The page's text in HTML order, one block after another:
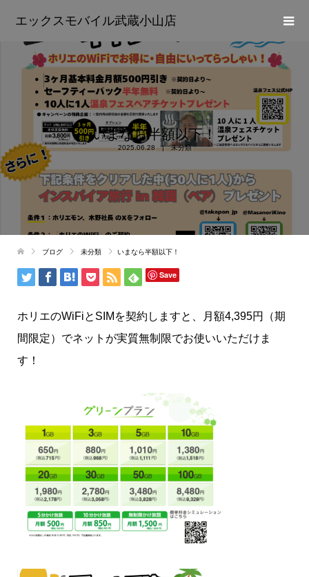
エックスモバイル武蔵小山店
いまなら半額以下！
2025.06.28 未分類
ブログ 未分類 いまなら半額以下！
Save
ホリエのWiFiとSIMを契約しますと、月額4,395円（期
間限定）でネットが実質無制限でお使いいただけま
す！